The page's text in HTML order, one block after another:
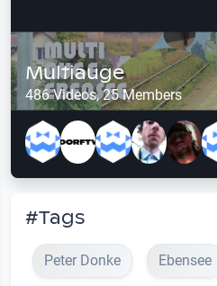
Multiauge
486 Videos, 25 Members
#Tags
Peter Donke Ebensee